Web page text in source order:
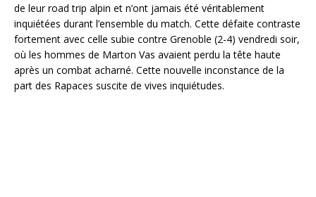
de leur road trip alpin et n’ont jamais été véritablement
inquiétées durant l’ensemble du match. Cette défaite contraste
fortement avec celle subie contre Grenoble (2-4) vendredi soir,
où les hommes de Marton Vas avaient perdu la tête haute
après un combat acharné. Cette nouvelle inconstance de la
part des Rapaces suscite de vives inquiétudes.